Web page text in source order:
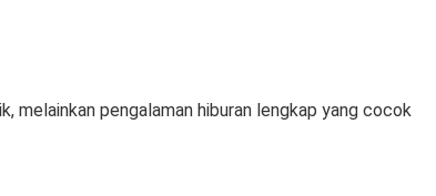
melainkan pengalaman hiburan lengkap yang cocok